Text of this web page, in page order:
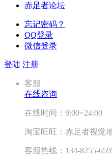
赤足者论坛
忘记密码？
QQ登录
微信登录
登陆 注册
客服
在线咨询
在线时间：9:00~24:00
淘宝旺旺：赤足者视觉
客服热线：134-8255-